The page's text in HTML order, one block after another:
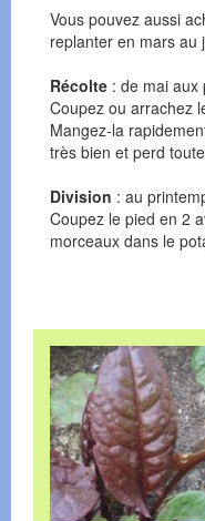
Vous pouvez aussi
replanter en mars au
Récolte : de mai aux
Coupez ou arrachez
Mangez-la
très bien et perd
Division : au
Coupez le pied en 2
morceaux dans le